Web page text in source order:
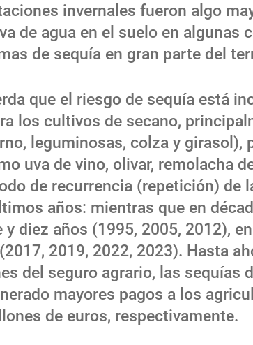
invernales fueron algo
de agua en el suelo en algunas
de sequía en gran parte del
que el riesgo de sequía está
los cultivos de secano,
leguminosas, colza y girasol),
uva de vino, olivar, remolacha
de recurrencia (repetición) de
años: mientras que en
y diez años (1995, 2005, 2012),
2019, 2022, 2023). Hasta
del seguro agrario, las sequías
mayores pagos a los
de euros, respectivamente.